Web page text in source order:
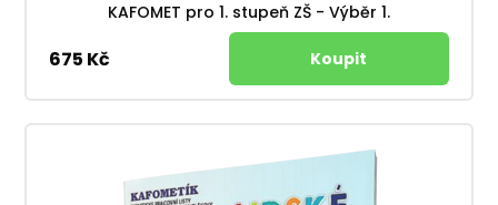
KAFOMET pro 1. stupeň ZŠ - Výběr 1.
675 Kč